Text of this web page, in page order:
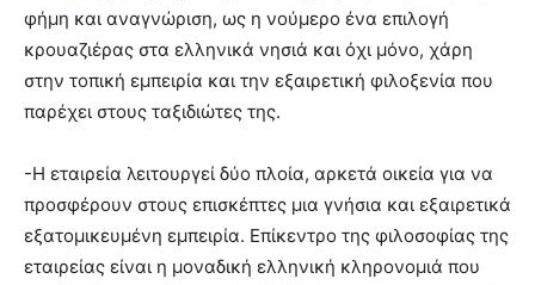
φήμη και αναγνώριση, ως η νούμερο ένα επιλογή
κρουαζιέρας στα ελληνικά νησιά και όχι μόνο, χάρη
στην τοπική εμπειρία και την εξαιρετική φιλοξενία που
παρέχει στους ταξιδιώτες της.
-Η εταιρεία λειτουργεί δύο πλοία, αρκετά οικεία για να
προσφέρουν στους επισκέπτες μια γνήσια και εξαιρετικά
εξατομικευμένη εμπειρία. Επίκεντρο της φιλοσοφίας της
εταιρείας είναι η μοναδική ελληνική κληρονομιά που